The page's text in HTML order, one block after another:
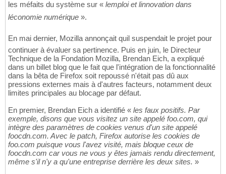
les méfaits du système sur « lemploi et linnovation dans
léconomie numérique ».
En mai dernier, Mozilla annonçait quil suspendait le projet pour
continuer à évaluer sa pertinence. Puis en juin, le Directeur
Technique de la Fondation Mozilla, Brendan Eich, a expliqué
dans un billet blog que le fait que l'intégration de la fonctionnalité
dans la bêta de Firefox soit repoussé n'était pas dû aux
pressions externes mais à d'autres facteurs, notamment deux
limites principales au blocage par défaut.
En premier, Brendan Eich a identifié « les faux positifs. Par
exemple, disons que vous visitez un site appelé foo.com, qui
intègre des paramètres de cookies venus d'un site appelé
foocdn.com. Avec le patch, Firefox autorise les cookies de
foo.com puisque vous l'avez visité, mais bloque ceux de
foocdn.com car vous ne vous y êtes jamais rendu directement,
même s'il n'y a qu'une entreprise derrière les deux sites. »